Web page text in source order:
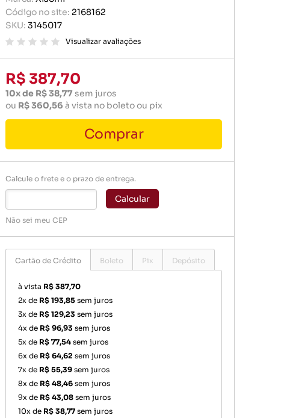
portátil
de memória
e baterias
relógio
e baterias
Código no site: 2168162
SKU: 3145017
Visualizar avaliações
R$ 387,70
10x de R$ 38,77sem juros
ou R$ 360,56 à vista no boleto ou pix
Comprar
Calcule o frete e o prazo de entrega.
Calcular
Não sei meu CEP
Cartão de Crédito Boleto Pix Depósito
à vista R$ 387,70
2x de R$ 193,85 sem juros
3x de R$ 129,23 sem juros
4x de R$ 96,93 sem juros
5x de R$ 77,54 sem juros
6x de R$ 64,62 sem juros
7x de R$ 55,39 sem juros
8x de R$ 48,46 sem juros
9x de R$ 43,08 sem juros
10x de R$ 38,77 sem juros